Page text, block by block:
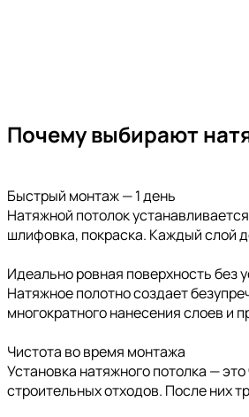
Почему выбирают
Быстрый монтаж — 1 день
Натяжной потолок
шлифовка, покраска. Каждый слой
Идеально ровная поверхность без
Натяжное полотно создает
многократного нанесения слоев и
Чистота во время монтажа
Установка натяжного потолка —
строительных отходов. После них